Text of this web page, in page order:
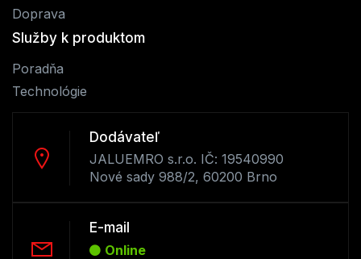
Doprava
Služby k produktom
Poradňa
Technológie
Dodávateľ
JALUEMRO s.r.o. IČ: 19540990
Nové sady 988/2, 60200 Brno
E-mail
Online